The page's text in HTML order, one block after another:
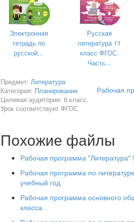
предмета в соответствии с
определены стандартом.
Структура документа
Рабочая программа по
документ, включающий пять
тематический план; содержание
Общая характеристика учебного
Важнейшее значение в
развитой личности с высокими
школе основывается на принципах
формы и содержания, историзма,
историко-культурных сведений,
усвоения основных понятий
умений оценивать и
овладения богатейшими
Согласно государственному
Электронная
тетрадь по
русской...
Русская
литература 11
класс ФГОС.
Часть...
Предмет:Литература
Категория: Планирование
Целевая аудитория: 6 класс.
Урок соответствует ФГОС
Рабочая
Похожие файлы
Рабочая программа "Литература"
Рабочая программа по
учебный год
Рабочая программа основного
класса.